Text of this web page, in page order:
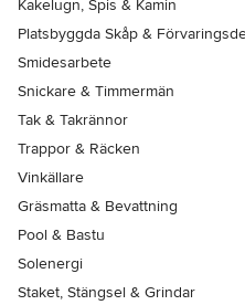
Kakelugn, Spis & Kamin
Platsbyggda Skåp &
Smidesarbete
Snickare & Timmermän
Tak & Takrännor
Trappor & Räcken
Vinkällare
Gräsmatta & Bevattning
Pool & Bastu
Solenergi
Staket, Stängsel & Grindar